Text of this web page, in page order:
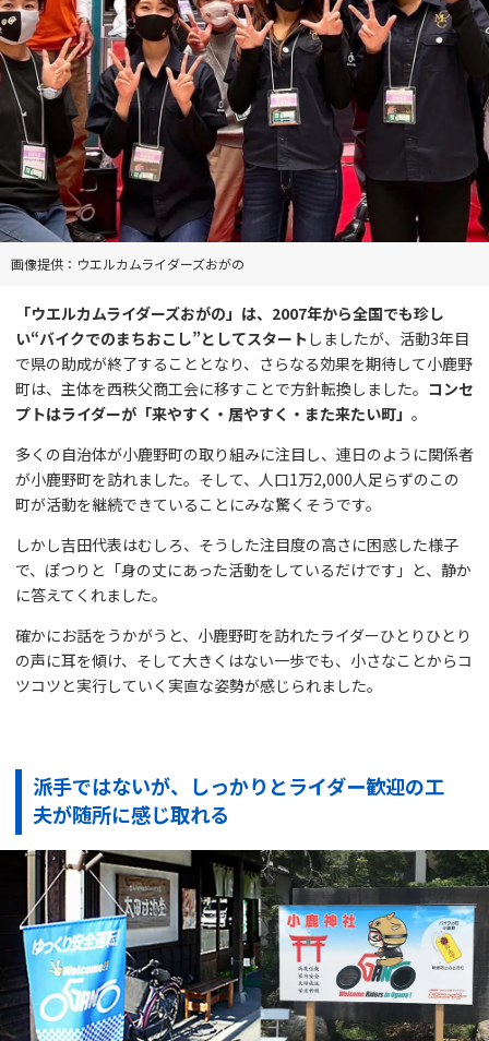
画像提供：ウエルカムライダーズおがの
「ウエルカムライダーズおがの」は、2007年から全国でも珍し
い“バイクでのまちおこし”としてスタート しましたが、活動3年目
で県の助成が終了することとなり、さらなる効果を期待して小鹿野
町は、主体を西秩父商工会に移すことで方針転換しました。 コンセ
プトはライダーが「来やすく・居やすく・また来たい町」 。
多くの自治体が小鹿野町の取り組みに注目し、連日のように関係者
が小鹿野町を訪れました。そして、人口1万2,000人足らずのこの
町が活動を継続できていることにみな驚くそうです。
しかし吉田代表はむしろ、そうした注目度の高さに困惑した様子
で、ぽつりと「身の丈にあった活動をしているだけです」と、静か
に答えてくれました。
確かにお話をうかがうと、小鹿野町を訪れたライダーひとりひとり
の声に耳を傾け、そして大きくはない一歩でも、小さなことからコ
ツコツと実行していく実直な姿勢が感じられました。
派手ではないが、しっかりとライダー歓迎の工
夫が随所に感じ取れる